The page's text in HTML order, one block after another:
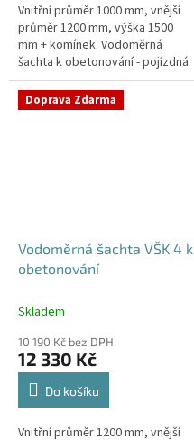
Vnitřní průměr 1000 mm, vnější
průměr 1200 mm, výška 1500
mm + komínek. Vodoměrná
šachta k obetonování - pojízdná
i pod parkovací stáníStandardní
prostupy šachty DN32 (jiné na...
Doprava Zdarma
Vodoměrná šachta VŠK 4 k
obetonování
Skladem
10 190 Kč bez DPH
12 330 Kč
Do košíku
Vnitřní průměr 1200 mm, vnější